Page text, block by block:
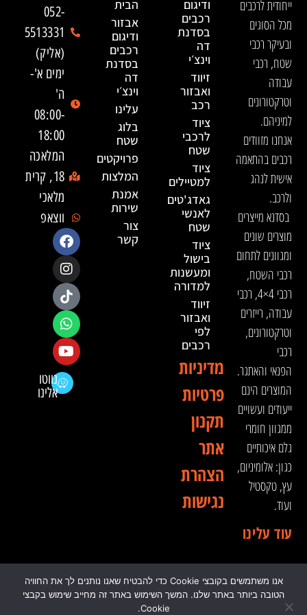
ייחודית לרכבים
מכל הסוגים
ובעיקר רכבי
שטח, רכבי
עבודה
וטרקטורונים
למיניהם.
אנחנו מזוודים
רכבים בהתאמה
אישית לנהג
ולרכב.
בסדנא מייצרים
מוצרים שונים
ומגוונים לתחום
רכבי השטח,
רכבי 4×4, רכבי
עבודה, רייזרים
וטרקטורונים,
רכבי
הפנאי והאתגר.
המוצרים הינם
ייעודים ועשויים
ממגוון חומרי
גלם איכותיים
כגון: אלומיניום,
עץ, טקסטיל
ועוד.
עוד עלינו
ודיגום
רכבים
בסדנת
דה
וינצ׳י
זיווד
ואבזור
רכב
ציוד
לרכבי
שטח
ציוד
למטיילים
גאדג'טים
לאנשי
שטח
ציוד
בישול
ומעשנות
למדורה
זיווד
ואבזור
לפי
רכבים
מדיניות
פרטיות
תקנון
אתר
הצהרת
נגישות
הבית
אבזור
ודיגום
רכבים
בסדנת
דה
וינצ׳י
עלינו
בלוג
שטח
פרויקטים
המלצות
אמנת
שירות
צור
קשר
052-
5513331
(אליק)
ימים א'-
ה'
08:00-
18:00
המלאכה
18, קרית
מלאכי
ווצאפ
נווטו
אלינו
© 2024 כל הזכויות שמורות לדה וינצ'י - הסדנא לאבזור
רכבי שטח
אנו משתמשים בקובצי Cookie כדי להבטיח שאנו נותנים לך את החוויה
הטובה ביותר באתר שלנו. המשך השימוש באתר זה מחייב שימוש בקבצי
Cookie.